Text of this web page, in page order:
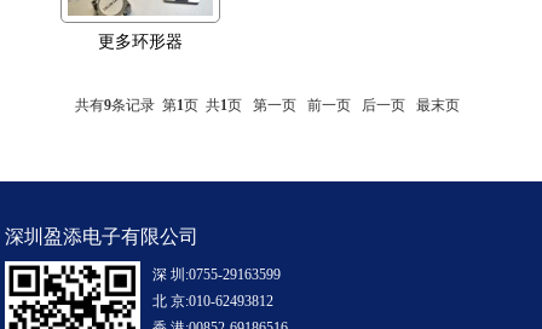
更多环形器
共有9条记录 第1页 共1页 第一页 前一页 后一页 最末页
深圳盈添电子有限公司
深 圳:0755-29163599
北 京:010-62493812